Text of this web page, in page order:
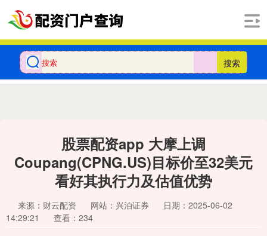
搜索
股票配资app 大摩上调
Coupang(CPNG.US)目标价至32美元
看好其执行力及估值优势
来源：财云配资 网站：兴泊证券
日期：2025-06-02
14:29:21
查看：234